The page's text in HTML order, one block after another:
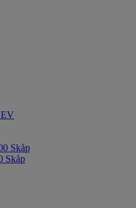
Skåp
Skåp